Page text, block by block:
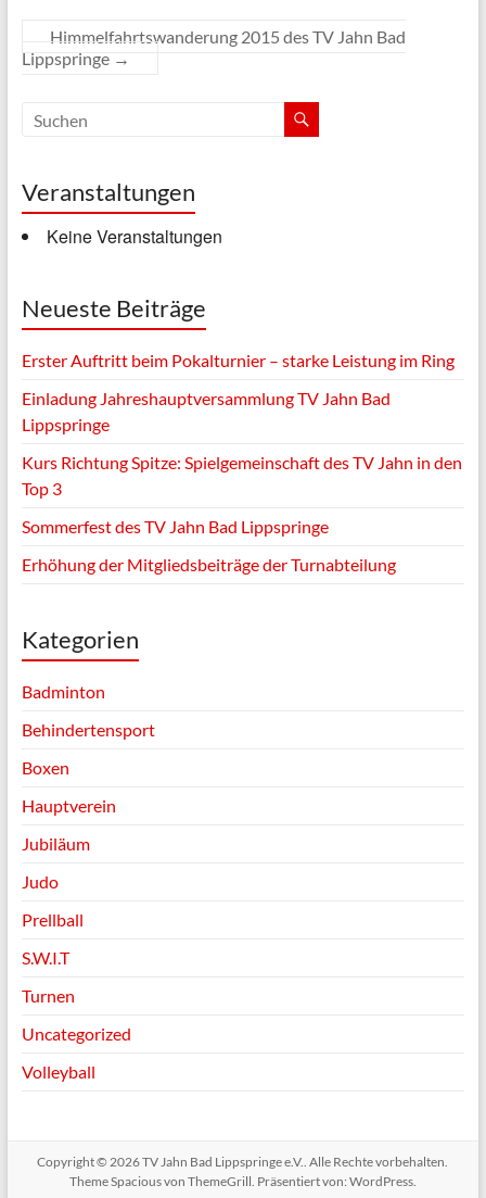
Himmelfahrtswanderung 2015 des TV Jahn Bad
Lippspringe →
Veranstaltungen
Keine Veranstaltungen
Neueste Beiträge
Erster Auftritt beim Pokalturnier – starke Leistung im Ring
Einladung Jahreshauptversammlung TV Jahn Bad
Lippspringe
Kurs Richtung Spitze: Spielgemeinschaft des TV Jahn in den
Top 3
Sommerfest des TV Jahn Bad Lippspringe
Erhöhung der Mitgliedsbeiträge der Turnabteilung
Kategorien
Badminton
Behindertensport
Boxen
Hauptverein
Jubiläum
Judo
Prellball
S.W.I.T
Turnen
Uncategorized
Volleyball
Copyright © 2026TV Jahn Bad Lippspringe e.V.. Alle Rechte vorbehalten.
ThemeSpaciousvon ThemeGrill. Präsentiert von: WordPress.